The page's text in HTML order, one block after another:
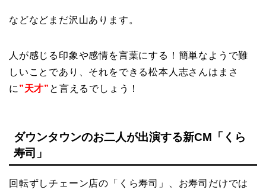
などなどまだ沢山あります。
人が感じる印象や感情を言葉にする！簡単なようで難
しいことであり、それをできる松本人志さんはまさ
に ”天才” と言えるでしょう！
ダウンタウンのお二人が出演する新CM「くら
寿司」
回転ずしチェーン店の「くら寿司」、お寿司だけでは